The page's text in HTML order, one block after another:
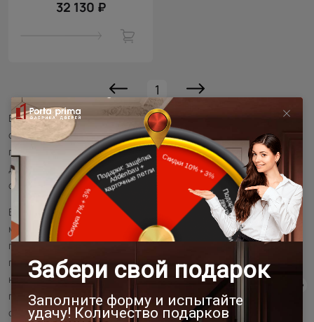
32 130 ₽
1
Витражныемежкомнатные дверииспользуются для создания
оригинальных изысканных интерьеров. Они украшают
пространство, служат акцентной деталью дизайна.
Декоративное остекление полотен выполняется разными
способами.
В компании Porta Prima вы можете приобрести готовую
межкомнатную витражную дверь или заказать изготовление
полотна по индивидуальному эскизу. В процессе
производства мы используем только качественное сырье,
надежную фурнитуру и крепления. Конструкции
продумываются до мелочей и соответствуют международным
стандартам качества. На все изделия предоставляется